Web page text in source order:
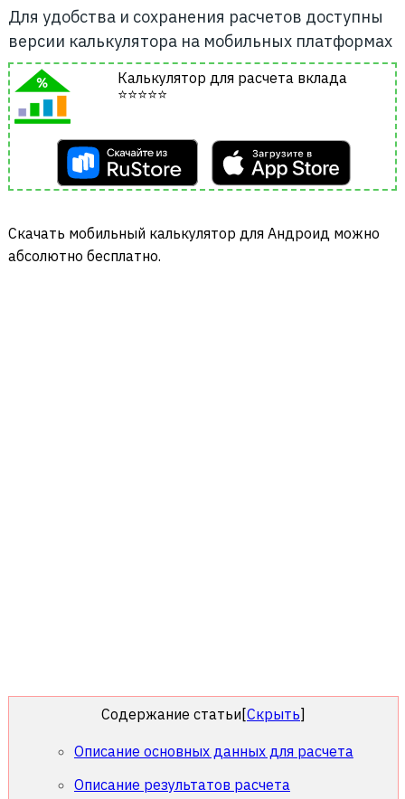
Для удобства и сохранения расчетов доступны
версии калькулятора на мобильных платформах
Калькулятор для расчета вклада
⭐⭐⭐⭐⭐
Cкачать мобильный калькулятор для Андроид можно
абсолютно бесплатно.
Содержание статьи [Скрыть]
Описание основных данных для расчета
Описание результатов расчета